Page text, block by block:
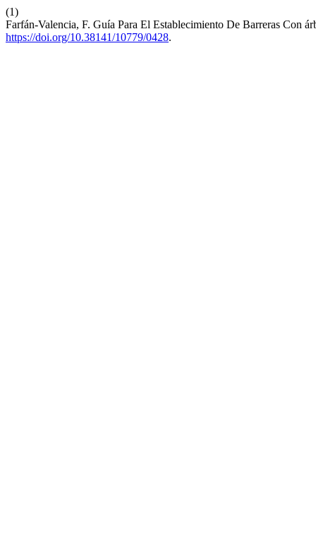
(1)
Farfán-Valencia, F. Guía Para El Establecimiento De Barreras Con
https://doi.org/10.38141/10779/0428.